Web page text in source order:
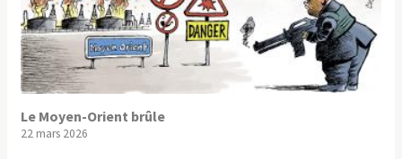
Le Moyen-Orient brûle
22 mars 2026